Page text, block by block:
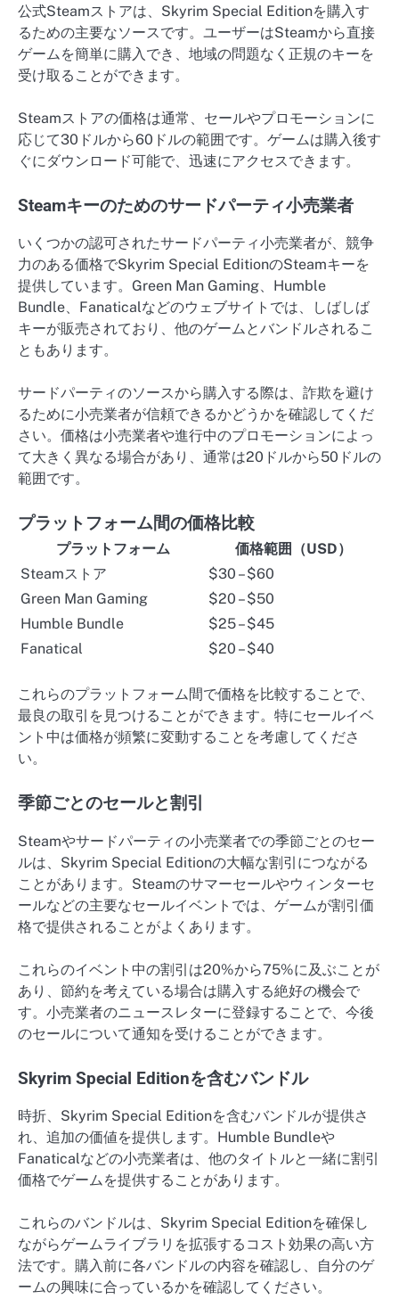
公式Steamストアは、Skyrim Special Editionを購入す
るための主要なソースです。ユーザーはSteamから直接
ゲームを簡単に購入でき、地域の問題なく正規のキーを
受け取ることができます。
Steamストアの価格は通常、セールやプロモーションに
応じて30ドルから60ドルの範囲です。ゲームは購入後す
ぐにダウンロード可能で、迅速にアクセスできます。
Steamキーのためのサードパーティ小売業者
いくつかの認可されたサードパーティ小売業者が、競争
力のある価格でSkyrim Special EditionのSteamキーを
提供しています。Green Man Gaming、Humble
Bundle、Fanaticalなどのウェブサイトでは、しばしば
キーが販売されており、他のゲームとバンドルされるこ
ともあります。
サードパーティのソースから購入する際は、詐欺を避け
るために小売業者が信頼できるかどうかを確認してくだ
さい。価格は小売業者や進行中のプロモーションによっ
て大きく異なる場合があり、通常は20ドルから50ドルの
範囲です。
プラットフォーム間の価格比較
プラットフォーム
価格範囲（USD）
Steamストア
$30 – $60
Green Man Gaming
$20 – $50
Humble Bundle
$25 – $45
Fanatical
$20 – $40
これらのプラットフォーム間で価格を比較することで、
最良の取引を見つけることができます。特にセールイベ
ント中は価格が頻繁に変動することを考慮してくださ
い。
季節ごとのセールと割引
Steamやサードパーティの小売業者での季節ごとのセー
ルは、Skyrim Special Editionの大幅な割引につながる
ことがあります。Steamのサマーセールやウィンターセ
ールなどの主要なセールイベントでは、ゲームが割引価
格で提供されることがよくあります。
これらのイベント中の割引は20%から75%に及ぶことが
あり、節約を考えている場合は購入する絶好の機会で
す。小売業者のニュースレターに登録することで、今後
のセールについて通知を受けることができます。
Skyrim Special Editionを含むバンドル
時折、Skyrim Special Editionを含むバンドルが提供さ
れ、追加の価値を提供します。Humble Bundleや
Fanaticalなどの小売業者は、他のタイトルと一緒に割引
価格でゲームを提供することがあります。
これらのバンドルは、Skyrim Special Editionを確保し
ながらゲームライブラリを拡張するコスト効果の高い方
法です。購入前に各バンドルの内容を確認し、自分のゲ
ームの興味に合っているかを確認してください。